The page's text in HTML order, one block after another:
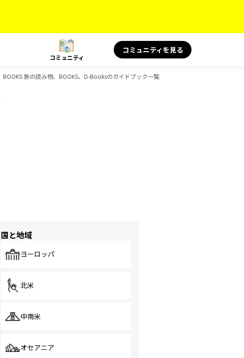
コミュニティ
コミュニティを見る
旅の読み物、BOOKS、D-Booksのガイドブック一覧
国と地域
ヨーロッパ
北米
中南米
オセアニア